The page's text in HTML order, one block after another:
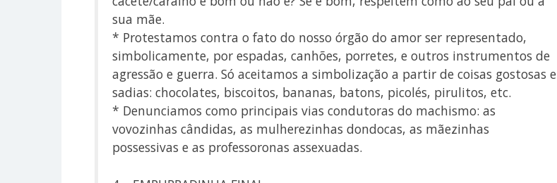
sua mãe.
* Protestamos contra o fato do nosso órgão do amor ser representado,
simbolicamente, por espadas, canhões, porretes, e outros instrumentos de
agressão e guerra. Só aceitamos a simbolização a partir de coisas gostosas e
sadias: chocolates, biscoitos, bananas, batons, picolés, pirulitos, etc.
* Denunciamos como principais vias condutoras do machismo: as
vovozinhas cândidas, as mulherezinhas dondocas, as mãezinhas
possessivas e as professoronas assexuadas.